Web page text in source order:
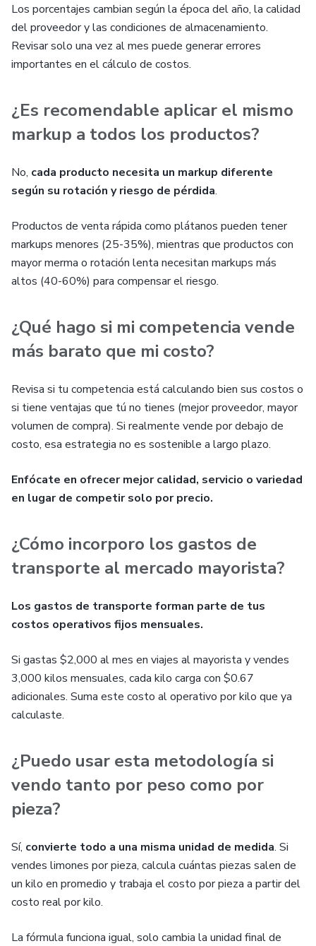
Los porcentajes cambian según la época del año, la calidad
del proveedor y las condiciones de almacenamiento.
Revisar solo una vez al mes puede generar errores
importantes en el cálculo de costos.
¿Es recomendable aplicar el mismo
markup a todos los productos?
No, cada producto necesita un markup diferente
según su rotación y riesgo de pérdida.
Productos de venta rápida como plátanos pueden tener
markups menores (25-35%), mientras que productos con
mayor merma o rotación lenta necesitan markups más
altos (40-60%) para compensar el riesgo.
¿Qué hago si mi competencia vende
más barato que mi costo?
Revisa si tu competencia está calculando bien sus costos o
si tiene ventajas que tú no tienes (mejor proveedor, mayor
volumen de compra). Si realmente vende por debajo de
costo, esa estrategia no es sostenible a largo plazo.
Enfócate en ofrecer mejor calidad, servicio o variedad
en lugar de competir solo por precio.
¿Cómo incorporo los gastos de
transporte al mercado mayorista?
Los gastos de transporte forman parte de tus
costos operativos fijos mensuales.
Si gastas $2,000 al mes en viajes al mayorista y vendes
3,000 kilos mensuales, cada kilo carga con $0.67
adicionales. Suma este costo al operativo por kilo que ya
calculaste.
¿Puedo usar esta metodología si
vendo tanto por peso como por
pieza?
Sí, convierte todo a una misma unidad de medida. Si
vendes limones por pieza, calcula cuántas piezas salen de
un kilo en promedio y trabaja el costo por pieza a partir del
costo real por kilo.
La fórmula funciona igual, solo cambia la unidad final de